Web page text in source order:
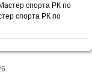
спорта РК по
спорта РК по